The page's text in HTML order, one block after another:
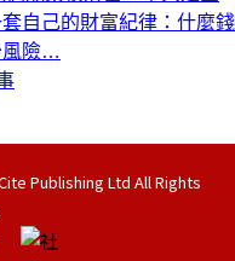
自己的財富紀律：什麼錢
風險…
Publishing Ltd All Rights